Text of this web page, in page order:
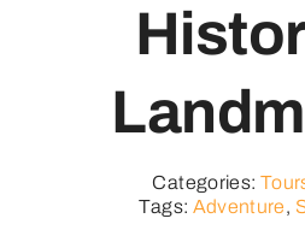
Categories:
Tags: Adventure,